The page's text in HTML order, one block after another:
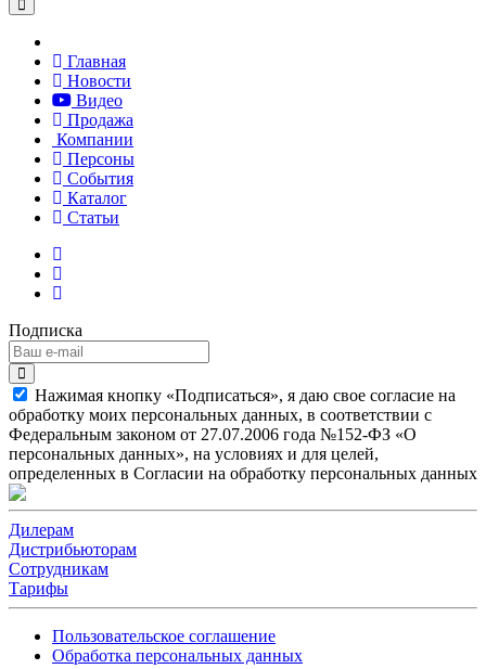
Главная
Новости
Видео
Продажа
Компании
Персоны
События
Каталог
Статьи
Подписка
Нажимая кнопку «Подписаться», я даю свое согласие на
обработку моих персональных данных, в соответствии с
Федеральным законом от 27.07.2006 года №152-ФЗ «О
персональных данных», на условиях и для целей,
определенных в Согласии на обработку персональных данных
Дилерам
Дистрибьюторам
Сотрудникам
Тарифы
Пользовательское соглашение
Обработка персональных данных